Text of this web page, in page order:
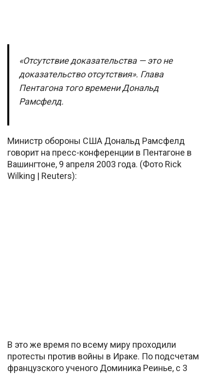
«Отсутствие доказательства — это не
доказательство отсутствия». Глава
Пентагона того времени Дональд
Рамсфелд.
Министр обороны США Дональд Рамсфелд
говорит на пресс-конференции в Пентагоне в
Вашингтоне, 9 апреля 2003 года. (Фото Rick
Wilking | Reuters):
В это же время по всему миру проходили
протесты против войны в Ираке. По подсчетам
французского ученого Доминика Реинье, с 3